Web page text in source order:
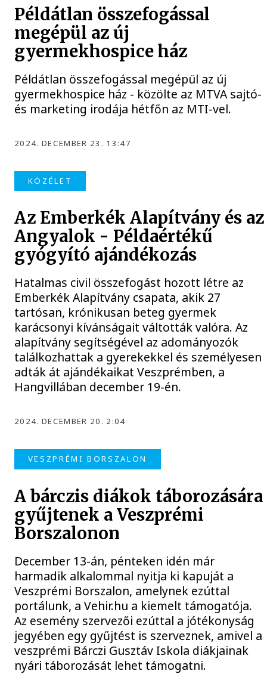
Példátlan összefogással
megépül az új
gyermekhospice ház
Példátlan összefogással megépül az új
gyermekhospice ház - közölte az MTVA sajtó-
és marketing irodája hétfőn az MTI-vel.
2024. DECEMBER 23. 13:47
KÖZÉLET
Az Emberkék Alapítvány és az
Angyalok - Példaértékű
gyógyító ajándékozás
Hatalmas civil összefogást hozott létre az
Emberkék Alapítvány csapata, akik 27
tartósan, krónikusan beteg gyermek
karácsonyi kívánságait váltották valóra. Az
alapítvány segítségével az adományozók
találkozhattak a gyerekekkel és személyesen
adták át ajándékaikat Veszprémben, a
Hangvillában december 19-én.
2024. DECEMBER 20. 2:04
VESZPRÉMI BORSZALON
A bárczis diákok táborozására
gyűjtenek a Veszprémi
Borszalonon
December 13-án, pénteken idén már
harmadik alkalommal nyitja ki kapuját a
Veszprémi Borszalon, amelynek ezúttal
portálunk, a Vehir.hu a kiemelt támogatója.
Az esemény szervezői ezúttal a jótékonyság
jegyében egy gyűjtést is szerveznek, amivel a
veszprémi Bárczi Gusztáv Iskola diákjainak
nyári táborozását lehet támogatni.